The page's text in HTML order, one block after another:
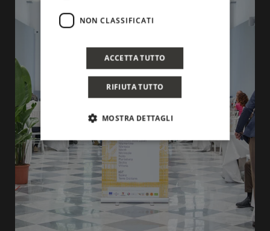
NON CLASSIFICATI
ACCETTA TUTTO
RIFIUTA TUTTO
MOSTRA DETTAGLI